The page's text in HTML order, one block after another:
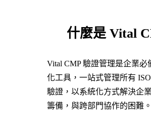
什麼是 Vital
Vital CMP 驗證管理是企業必
化工具，一站式管理所有
驗證，以系統化方式解決企
籌備，與跨部門協作的困難